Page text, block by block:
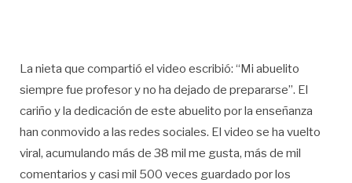
La nieta que compartió el video escribió: “Mi abuelito
siempre fue profesor y no ha dejado de prepararse”. El
cariño y la dedicación de este abuelito por la enseñanza
han conmovido a las redes sociales. El video se ha vuelto
viral, acumulando más de 38 mil me gusta, más de mil
comentarios y casi mil 500 veces guardado por los